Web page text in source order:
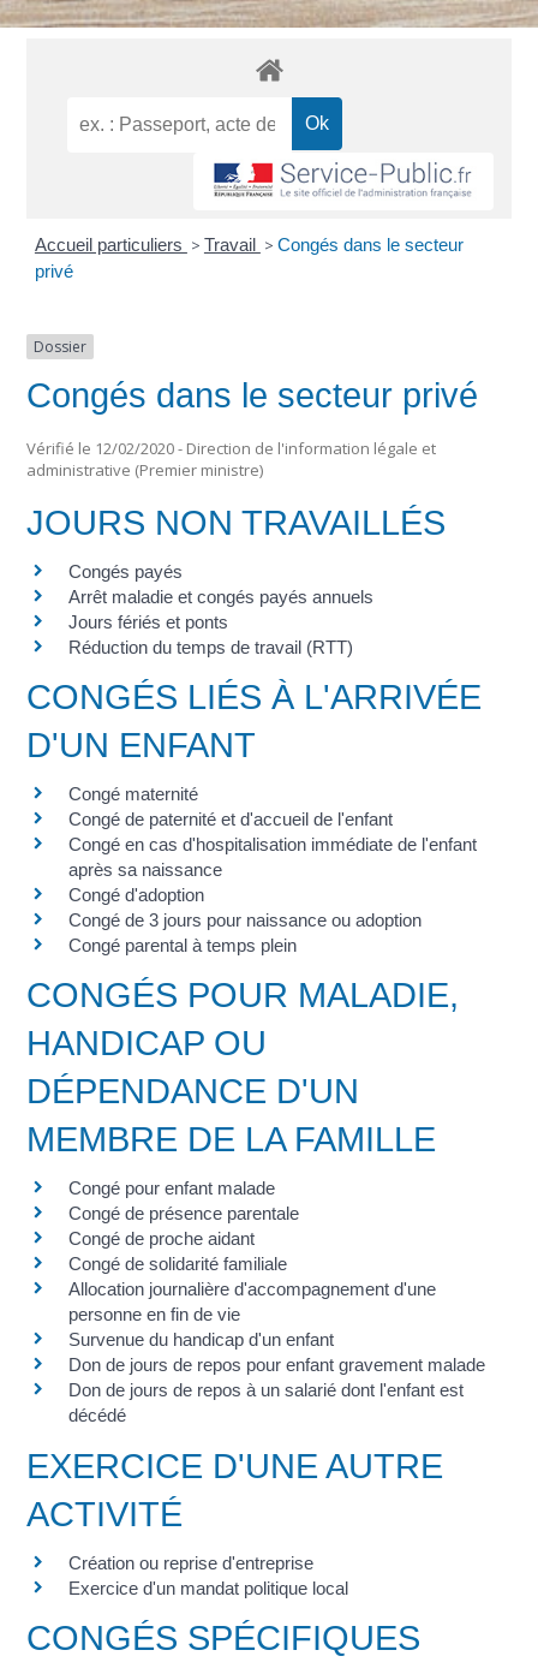
Accueil particuliers > Travail > Congés dans le secteur
privé
Dossier
Congés dans le secteur privé
Vérifié le 12/02/2020 - Direction de l'information légale et
administrative (Premier ministre)
JOURS NON TRAVAILLÉS
Congés payés
Arrêt maladie et congés payés annuels
Jours fériés et ponts
Réduction du temps de travail (RTT)
CONGÉS LIÉS À L'ARRIVÉE
D'UN ENFANT
Congé maternité
Congé de paternité et d'accueil de l'enfant
Congé en cas d'hospitalisation immédiate de l'enfant
après sa naissance
Congé d'adoption
Congé de 3 jours pour naissance ou adoption
Congé parental à temps plein
CONGÉS POUR MALADIE,
HANDICAP OU
DÉPENDANCE D'UN
MEMBRE DE LA FAMILLE
Congé pour enfant malade
Congé de présence parentale
Congé de proche aidant
Congé de solidarité familiale
Allocation journalière d'accompagnement d'une
personne en fin de vie
Survenue du handicap d'un enfant
Don de jours de repos pour enfant gravement malade
Don de jours de repos à un salarié dont l'enfant est
décédé
EXERCICE D'UNE AUTRE
ACTIVITÉ
Création ou reprise d'entreprise
Exercice d'un mandat politique local
CONGÉS SPÉCIFIQUES